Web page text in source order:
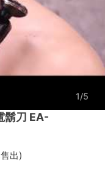
1/5
鬍刀 EA-
出)